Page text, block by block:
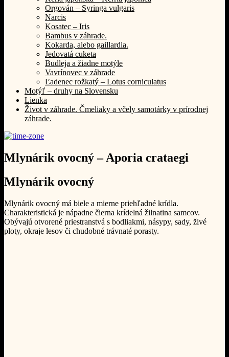
Orgován – Syringa vulgaris
Narcis
Kosatec – Iris
Bambus v záhrade.
Kokarda, alebo gaillardia.
Jedovatá cuketa
Budleja a žiadne motýle
Vavrínovec v záhrade
Ľadenec rožkatý – Lotus corniculatus
Motýľ – druhy na Slovensku
Lienka
Život v záhrade. Čmeliaky a včely samotárky v prírodnej
záhrade.
Mlynárik ovocný – Aporia crataegi
Mlynárik ovocný
Mlynárik ovocný má biele a mierne priehľadné krídla.
Charakteristická je nápadne čierna krídelná žilnatina samcov.
Obývajú otvorené priestranstvá s bodliakmi, násypy, sady, živé
ploty, okraje lesov či chudobné trávnaté porasty.